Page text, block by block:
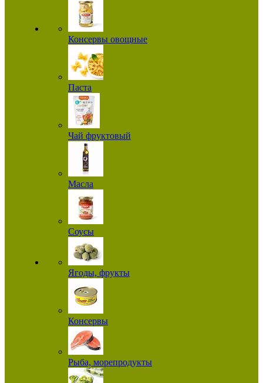
Консервы овощные
Паста
Чай фруктовый
Масла
Соусы
Ягоды, фрукты
Консервы
Рыба, морепродукты